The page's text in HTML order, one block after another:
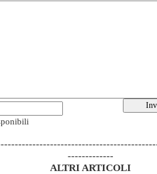
-------------
ALTRI ARTICOLI